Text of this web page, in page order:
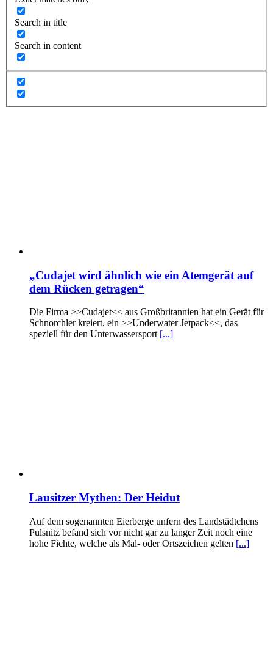
Search in title
Search in content
„Cudajet wird ähnlich wie ein Atemgerät auf
dem Rücken getragen“
Die Firma >>Cudajet<< aus Großbritannien hat ein Gerät für
Schnorchler kreiert, ein >>Underwater Jetpack<<, das
speziell für den Unterwassersport [...]
Lausitzer Mythen: Der Heidut
Auf dem sogenannten Eierberge unfern des Landstädtchens
Pulsnitz befand sich vor nicht gar zu langer Zeit noch eine
hohe Fichte, welche als Mal- oder Ortszeichen gelten [...]